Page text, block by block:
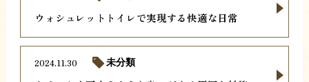
ウォシュレットトイレで実現する快適な日常
2024.11.30 未分類